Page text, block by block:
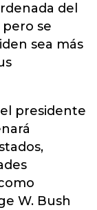
del
se
sea más
presidente
W. Bush